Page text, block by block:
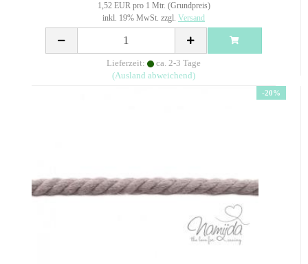
1,52 EUR pro 1 Mtr. (Grundpreis)
inkl. 19% MwSt. zzgl. Versand
Lieferzeit:
ca. 2-3 Tage
(Ausland abweichend)
-20%